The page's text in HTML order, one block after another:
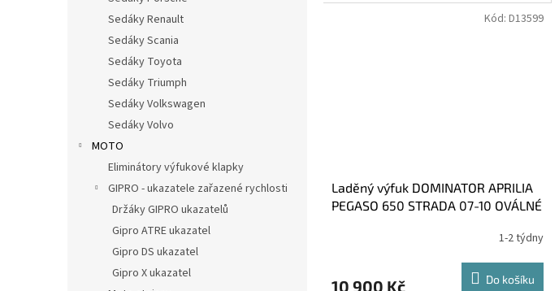
Sedáky Renault
Sedáky Scania
Sedáky Toyota
Sedáky Triumph
Sedáky Volkswagen
Sedáky Volvo
MOTO
Eliminátory výfukové klapky
GIPRO - ukazatele zařazené rychlosti
Držáky GIPRO ukazatelů
Gipro ATRE ukazatel
Gipro DS ukazatel
Gipro X ukazatel
Laděný výfuk DOMINATOR APRILIA
PEGASO 650 STRADA 07-10 OVÁLNÉ
1-2 týdny
10 900 Kč Do košíku
Kód: D13599